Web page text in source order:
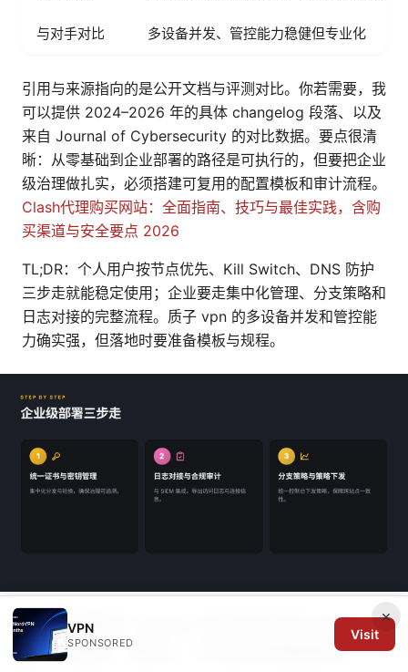
与对手对比 多设备并发、管控能力稳健但专业化
引用与来源指向的是公开文档与评测对比。你若需要，我
可以提供 2024–2026 年的具体 changelog 段落、以及
来自 Journal of Cybersecurity 的对比数据。要点很清
晰：从零基础到企业部署的路径是可执行的，但要把企业
级治理做扎实，必须搭建可复用的配置模板和审计流程。
Clash代理购买网站：全面指南、技巧与最佳实践，含购
买渠道与安全要点 2026
TL;DR：个人用户按节点优先、Kill Switch、DNS 防护
三步走就能稳定使用；企业要走集中化管理、分支策略和
日志对接的完整流程。质子 vpn 的多设备并发和管控能
力确实强，但落地时要准备模板与规程。
是否值得在 2026 年购买质子VPN：
基于速度、隐私、价格的明确推荐
×
VPN
SPONSORED
Visit